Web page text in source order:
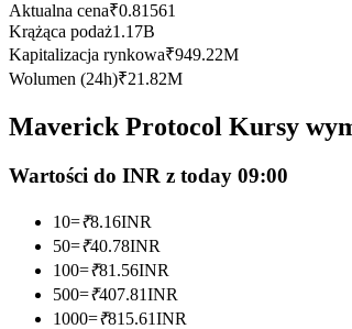
Kontrakty terminowe na USDC
Kontrakty futures wykorzystujące USDC
Kopiowanie Transakcji
Aktualna cena₹0.81561
Krążąca podaż1.17B
Kapitalizacja rynkowa₹949.22M
Wolumen (24h)₹21.82M
Maverick Protocol Kursy
Wartości do INR z today 09:00
10=₹8.16INR
50=₹40.78INR
100=₹81.56INR
500=₹407.81INR
1000=₹815.61INR